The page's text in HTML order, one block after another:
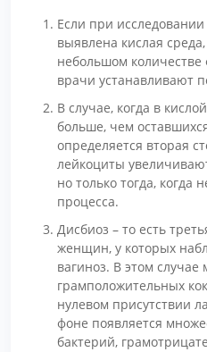
Если при
выявлена кислая
небольшом количестве
врачи устанавливают
В случае, когда в
больше, чем
определяется вторая
лейкоциты
но только тогда, когда
процесса.
Дисбиоз – то есть
женщин, у которых
вагиноз. В этом
грамположительных
нулевом присутствии
фоне появляется
бактерий,